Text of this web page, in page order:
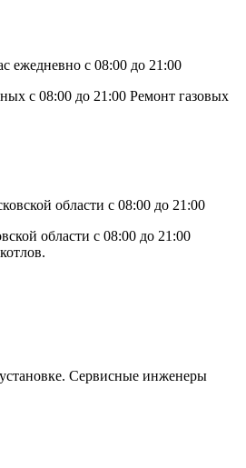
ежедневно с 08:00 до 21:00
с 08:00 до 21:00 Ремонт газовых
области с 08:00 до 21:00
области с 08:00 до 21:00
Сервисные инженеры